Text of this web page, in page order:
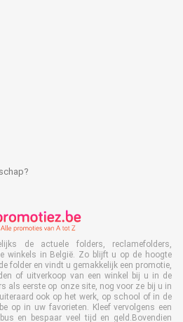
de actuele folders, reclamefolders,
winkels in België. Zo blijft u op de hoogte
folder en vindt u gemakkelijk een promotie,
of uitverkoop van een winkel bij u in de
als eerste op onze site, nog voor ze bij u in
ook op het werk, op school of in de
op in uw favorieten. Kleef vervolgens een
en bespaar veel tijd en geld.Bovendien